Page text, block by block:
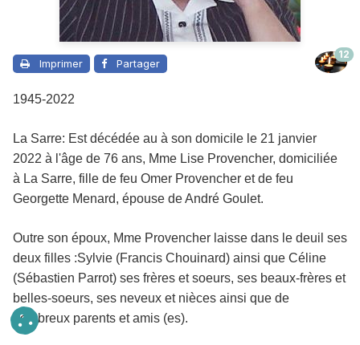
Imprimer Partager
12
1945-2022
La Sarre: Est décédée au à son domicile le 21 janvier
2022 à l'âge de 76 ans, Mme Lise Provencher, domiciliée
à La Sarre, fille de feu Omer Provencher et de feu
Georgette Menard, épouse de André Goulet.
Outre son époux, Mme Provencher laisse dans le deuil ses
deux filles :Sylvie (Francis Chouinard) ainsi que Céline
(Sébastien Parrot) ses frères et soeurs, ses beaux-frères et
belles-soeurs, ses neveux et nièces ainsi que de
nombreux parents et amis (es).